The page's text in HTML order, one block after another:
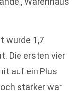
wurde 1,7
Die ersten vier
auf ein Plus
stärker war